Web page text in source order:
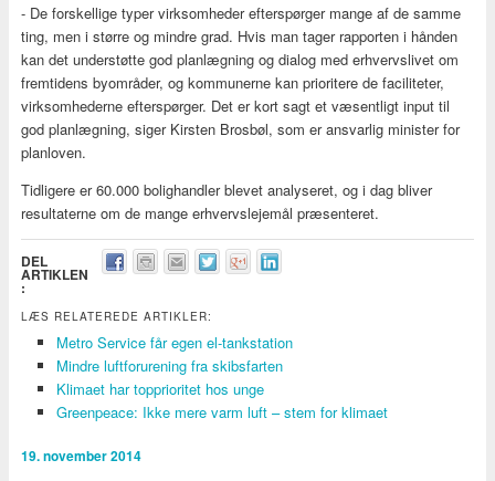
- De forskellige typer virksomheder efterspørger mange af de samme
ting, men i større og mindre grad. Hvis man tager rapporten i hånden
kan det understøtte god planlægning og dialog med erhvervslivet om
fremtidens byområder, og kommunerne kan prioritere de faciliteter,
virksomhederne efterspørger. Det er kort sagt et væsentligt input til
god planlægning, siger Kirsten Brosbøl, som er ansvarlig minister for
planloven.
Tidligere er 60.000 bolighandler blevet analyseret, og i dag bliver
resultaterne om de mange erhvervslejemål præsenteret.
DEL
ARTIKLEN
:
LÆS RELATEREDE ARTIKLER:
Metro Service får egen el-tankstation
Mindre luftforurening fra skibsfarten
Klimaet har topprioritet hos unge
Greenpeace: Ikke mere varm luft – stem for klimaet
19. november 2014